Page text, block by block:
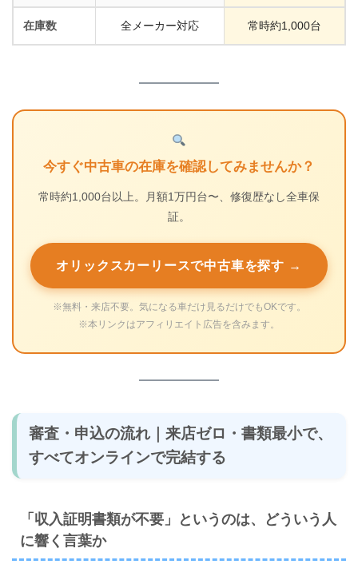
在庫数 全メーカー対応 常時約1,000台
今すぐ中古車の在庫を確認してみませんか？
常時約1,000台以上。月額1万円台〜、修復歴なし全車保
証。
オリックスカーリースで中古車を探す →
※無料・来店不要。気になる車だけ見るだけでもOKです。
※本リンクはアフィリエイト広告を含みます。
審査・申込の流れ｜来店ゼロ・書類最小で、
すべてオンラインで完結する
「収入証明書類が不要」というのは、どういう人
に響く言葉か